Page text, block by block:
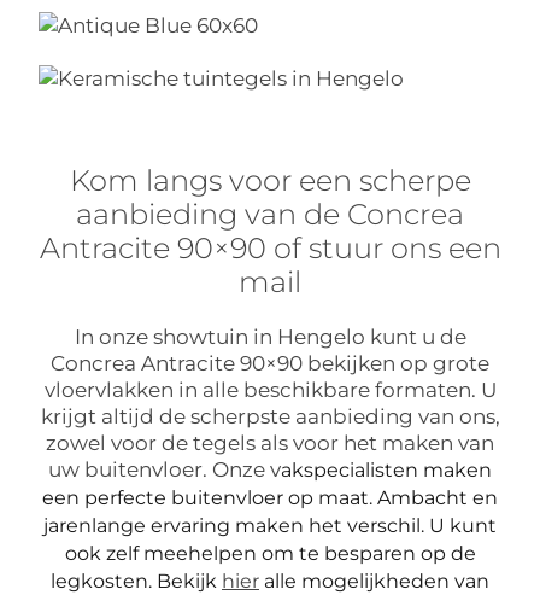
Kom langs voor een scherpe
aanbieding van de Concrea
Antracite 90×90 of stuur ons een
mail
In onze showtuin in Hengelo kunt u de
Concrea Antracite 90×90 bekijken op grote
vloervlakken in alle beschikbare formaten. U
krijgt altijd de scherpste aanbieding van ons,
zowel voor de tegels als voor het maken van
uw buitenvloer. Onze vakspecialisten maken
een perfecte buitenvloer op maat. Ambacht en
jarenlange ervaring maken het verschil. U kunt
ook zelf meehelpen om te besparen op de
legkosten. Bekijk hier alle mogelijkheden van